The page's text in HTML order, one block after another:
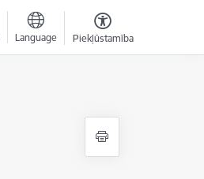
Language Piekļūstamība